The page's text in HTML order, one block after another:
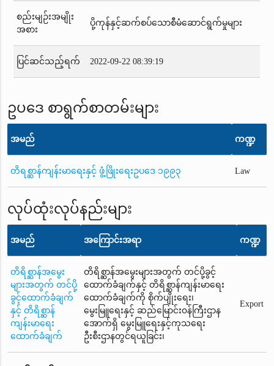
စည်းမျဉ်းအမျိုး
အစား
ပို့ကုန်နှင့်ဆက်စပ်သောစီမံဆောင်ရွက်မှုများ
ပြင်ဆင်သည့်ရက် 2022-09-22 08:39:19
ဥပဒေ စာရွက်စာတမ်းများ
အမည် ကဏ္ဍ
တိရစ္ဆာန်ကျန်းမာရေးနှင့် ဖွံ့ဖြိုးရေးဥပဒေ ၁၉၉၃ Law
လုပ်ထုံးလုပ်နည်းများ
အမည် အကြောင်းအရာ ကဏ္ဍ
တိရိစ္ဆာန်အမွေး
များအတွက် တင်ပို့
ခွင့်ထောက်ခံချက်
နှင့် တိရိစ္ဆာန်
ကျန်းမာရေး
ထောက်ခံချက်
တိရိစ္ဆာန်အမွေးများအတွက် တင်ပို့ခွင့်
ထောက်ခံချက်နှင့် တိရိစ္ဆာန်ကျန်းမာရေး
ထောက်ခံချက်ကို စိုက်ပျိုးရေး၊
မွေးမြူရေးနှင့် ဆည်မြောင်း၀န်ကြီးဌာန
အောက်ရှိ မွေးမြူရေးနှင့်ကုသရေး
ဦးစီးဌာနတွင်ရယူခြင်း၊
Export